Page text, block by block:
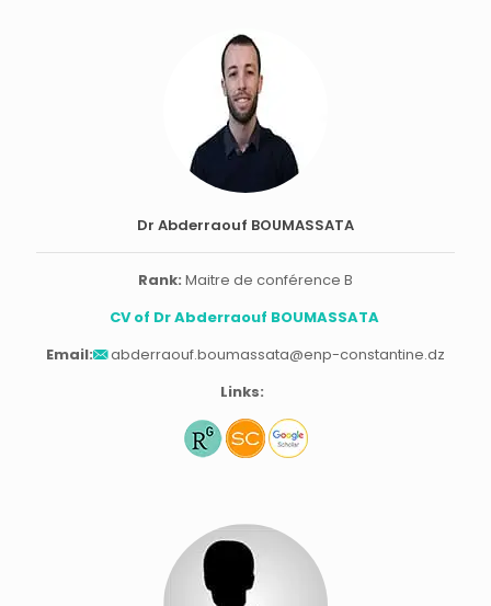
Dr Abderraouf BOUMASSATA
Rank: Maitre de conférence B
CV of Dr Abderraouf BOUMASSATA
Email:
abderraouf.boumassata@enp-constantine.dz
Links: